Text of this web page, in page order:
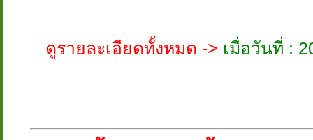
ดูรายละเอียดทั้งหมด -> เมื่อวันที่ :